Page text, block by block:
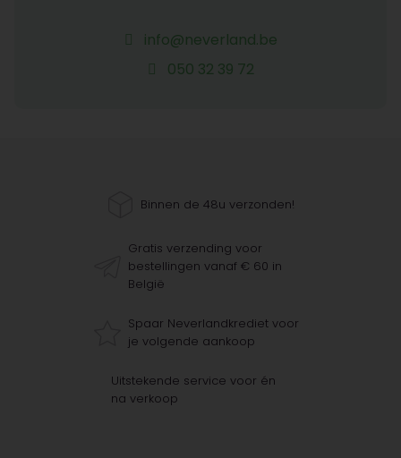
info@neverland.be
050 32 39 72
Binnen de 48u verzonden!
Gratis verzending voor
bestellingen vanaf € 60 in
België
Spaar Neverlandkrediet voor
je volgende aankoop
Uitstekende service voor én
na verkoop